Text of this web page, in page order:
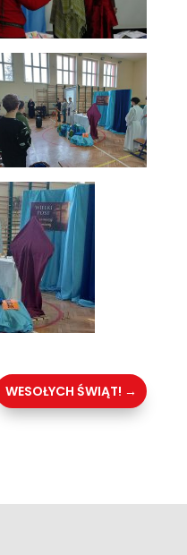
WESOŁYCH ŚWIĄT! →